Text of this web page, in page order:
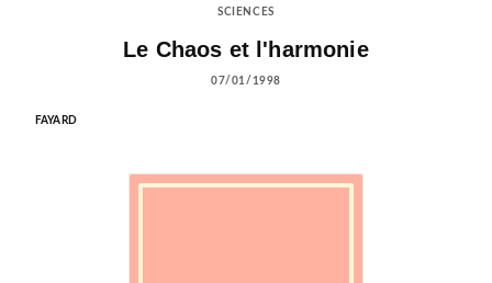
SCIENCES
Le Chaos et l'harmonie
07/01/1998
FAYARD